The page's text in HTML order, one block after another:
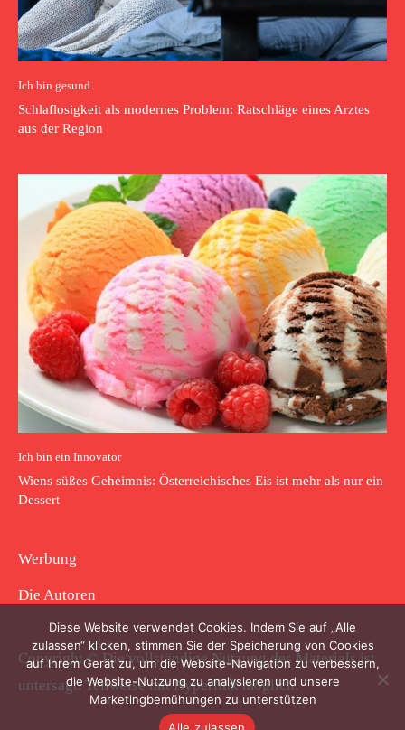
Ich bin gesund
Schlaflosigkeit als modernes Problem: Ratschläge eines Arztes
aus der Region
Ich bin ein Innovator
Wiens süßes Geheimnis: Österreichisches Eis ist mehr als nur ein
Dessert
Werbung
Die Autoren
Copyright © Die vollständige Nutzung des Materials ist
untersagt. Teilweise mit Hyperlink möglich.
Diese Website verwendet Cookies. Indem Sie auf „Alle
zulassen“ klicken, stimmen Sie der Speicherung von Cookies
auf Ihrem Gerät zu, um die Website-Navigation zu verbessern,
die Website-Nutzung zu analysieren und unsere
Marketingbemühungen zu unterstützen
Alle zulassen